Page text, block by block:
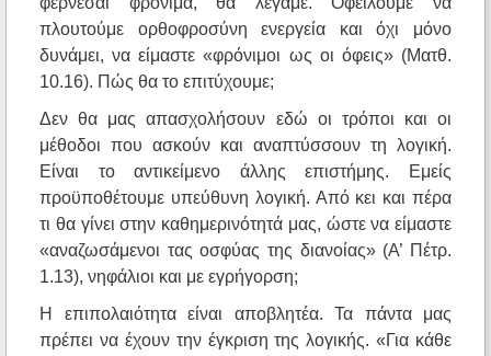
πλουτούμε ορθοφροσύνη ενεργεία και όχι μόνο
δυνάμει, να είμαστε «φρόνιμοι ως οι όφεις» (Ματθ.
10.16). Πώς θα το επιτύχουμε;
Δεν θα μας απασχολήσουν εδώ οι τρόποι και οι
μέθοδοι που ασκούν και αναπτύσσουν τη λογική.
Είναι το αντικείμενο άλλης επιστήμης. Εμείς
προϋποθέτουμε υπεύθυνη λογική. Από κει και πέρα
τι θα γίνει στην καθημερινότητά μας, ώστε να είμαστε
«αναζωσάμενοι τας οσφύας της διανοίας» (Α’ Πέτρ.
1.13), νηφάλιοι και με εγρήγορση;
Η επιπολαιότητα είναι αποβλητέα. Τα πάντα μας
πρέπει να έχουν την έγκριση της λογικής. «Για κάθε